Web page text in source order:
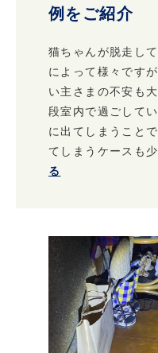
例をご紹介
猫ちゃんが脱走し
によって様々です
い主さまの不安も
段室内で過ごして
に出てしまうこと
てしまうケースも
る